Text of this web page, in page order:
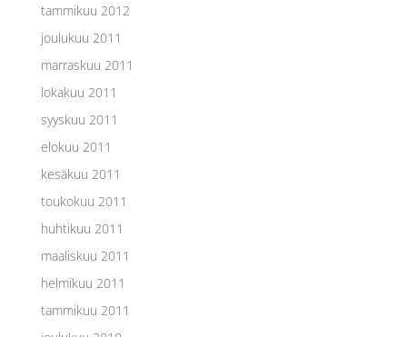
tammikuu 2012
joulukuu 2011
marraskuu 2011
lokakuu 2011
syyskuu 2011
elokuu 2011
kesäkuu 2011
toukokuu 2011
huhtikuu 2011
maaliskuu 2011
helmikuu 2011
tammikuu 2011